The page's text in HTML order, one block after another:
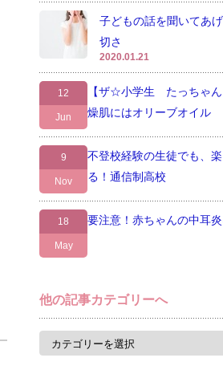
子どもの話を聞いてあ
切さ
2020.01.21
12
Jun
【ザ☆小学生 たっちゃ
燥肌にはオリーブオイル
9
Nov
不登校経験の生徒でも、楽
る！通信制高校
18
May
要注意！赤ちゃんの中耳
他の記事カテゴリーへ
他